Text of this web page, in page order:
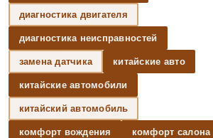
диагностика двигателя
диагностика неисправностей
замена датчика китайские авто
китайские автомобили
китайский автомобиль
комфорт вождения комфорт салона